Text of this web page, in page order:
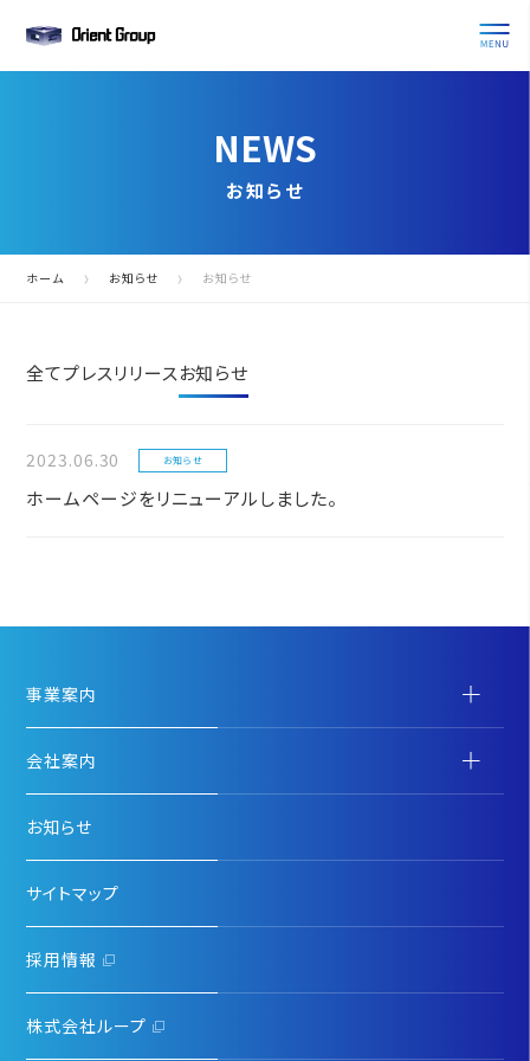
NEWS
お知らせ
ホーム お知らせ お知らせ
全てプレスリリースお知らせ
2023.06.30 お知らせ
ホームページをリニューアルしました。
事業案内
会社案内
お知らせ
サイトマップ
採用情報
株式会社ループ